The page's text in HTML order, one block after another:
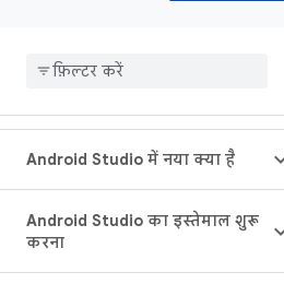
Android Studio में नया क्या है
Android Studio का इस्तेमाल शुरू
करना